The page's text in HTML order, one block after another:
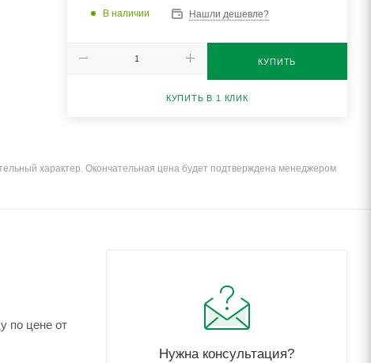
В наличии Нашли дешевле?
КУПИТЬ
КУПИТЬ В 1 КЛИК
характер. Окончательная цена будет подтверждена менеджером
по цене от
Нужна консультация?